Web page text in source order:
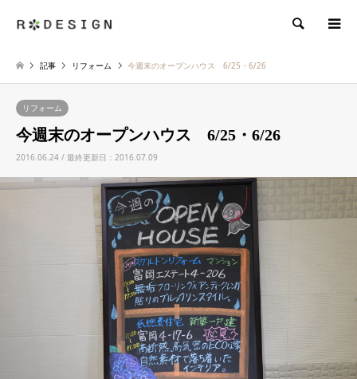
検索
記事 リフォーム 今週末のオープンハウス 6/25・6/26
リフォーム
今週末のオープンハウス 6/25・6/26
2016.06.24 / 最終更新日：2016.07.09